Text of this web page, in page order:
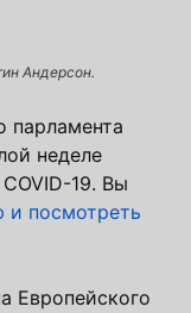
Андерсон.
парламента
неделе
19. Вы
посмотреть
Европейского